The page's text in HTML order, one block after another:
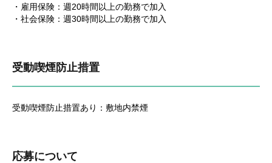
・雇用保険：週20時間以上の勤務で加入
・社会保険：週30時間以上の勤務で加入
受動喫煙防止措置
受動喫煙防止措置あり：敷地内禁煙
応募について